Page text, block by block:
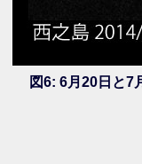
図6: 6月20日と7